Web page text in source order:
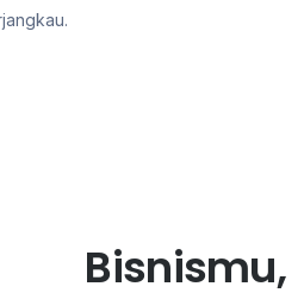
Bisnismu,